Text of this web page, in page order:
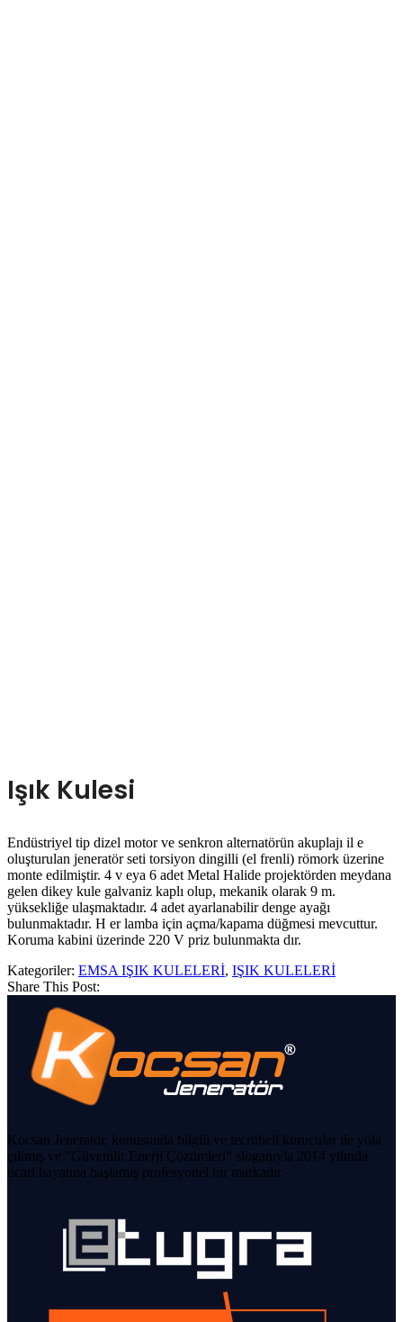
Işık Kulesi
Endüstriyel tip dizel motor ve senkron alternatörün akuplajı il e
oluşturulan jeneratör seti torsiyon dingilli (el frenli) römork üzerine
monte edilmiştir. 4 v eya 6 adet Metal Halide projektörden meydana
gelen dikey kule galvaniz kaplı olup, mekanik olarak 9 m.
yüksekliğe ulaşmaktadır. 4 adet ayarlanabilir denge ayağı
bulunmaktadır. H er lamba için açma/kapama düğmesi mevcuttur.
Koruma kabini üzerinde 220 V priz bulunmakta dır.
Kategoriler: EMSA IŞIK KULELERİ, IŞIK KULELERİ
Share This Post:
Kocsan Jeneratör, konusunda bilgili ve tecrübeli kurucular ile yola
çıkmış ve “Güvenilir Enerji Çözümleri“ sloganıyla 2014 yılında
ticari hayatına başlamış profesyonel bir markadır.